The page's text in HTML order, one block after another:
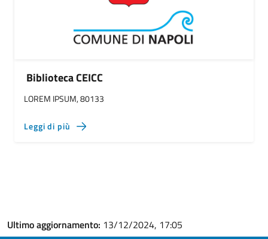
Biblioteca CEICC
LOREM IPSUM, 80133
Leggi di più
Ultimo aggiornamento: 13/12/2024, 17:05